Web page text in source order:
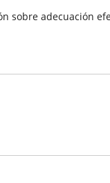
sobre adecuación